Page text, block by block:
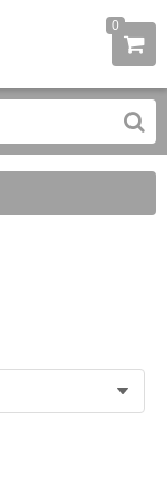
0